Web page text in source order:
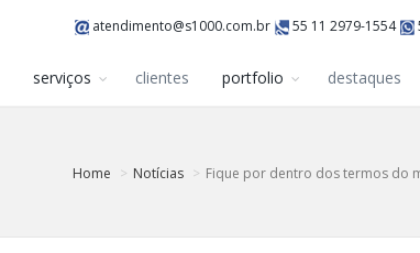
atendimento@s1000.com.br 55 11 2979-1554
serviços clientes portfolio destaques
Home Notícias Fique por dentro dos termos do